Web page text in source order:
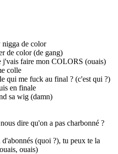
de color
de color (de gang)
j'vais faire mon COLORS (ouais)
colle
qui me fuck au final ? (c'est qui ?)
en finale
sa wig (damn)
dire qu'on a pas charbonné ?
(quoi ?), tu peux te la
ouais)